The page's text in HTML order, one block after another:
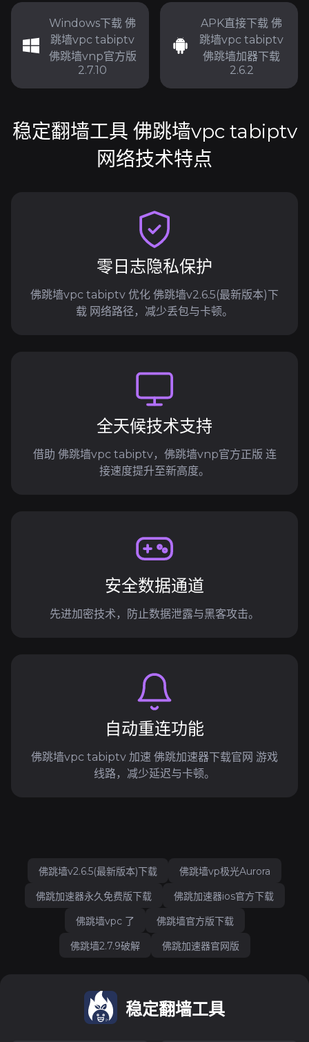
Windows下载 佛
跳墙vpc tabiptv
佛跳墙vnp官方版
2.7.10
APK直接下载 佛
跳墙vpc tabiptv
佛跳墙加器下载
2.6.2
稳定翻墙工具 佛跳墙vpc tabiptv
网络技术特点
零日志隐私保护
佛跳墙vpc tabiptv 优化 佛跳墙v2.6.5(最新版本)下
载 网络路径，减少丢包与卡顿。
全天候技术支持
借助 佛跳墙vpc tabiptv，佛跳墙vnp官方正版 连
接速度提升至新高度。
安全数据通道
先进加密技术，防止数据泄露与黑客攻击。
自动重连功能
佛跳墙vpc tabiptv 加速 佛跳加速器下载官网 游戏
线路，减少延迟与卡顿。
佛跳墙v2.6.5(最新版本)下载
佛跳墙vp极光Aurora
佛跳加速器永久免费版下载
佛跳加速器ios官方下载
佛跳墙vpc 了
佛跳墙官方版下载
佛跳墙2.7.9破解
佛跳加速器官网版
稳定翻墙工具